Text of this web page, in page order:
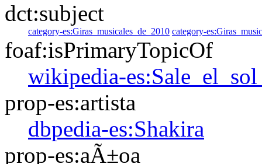
dct:subject
category-es:Giras_musicales_de_2010 category-
foaf:isPrimaryTopicOf
wikipedia-
prop-es:artista
dbpedia-es:Shakira
prop-es:aÃ±oa